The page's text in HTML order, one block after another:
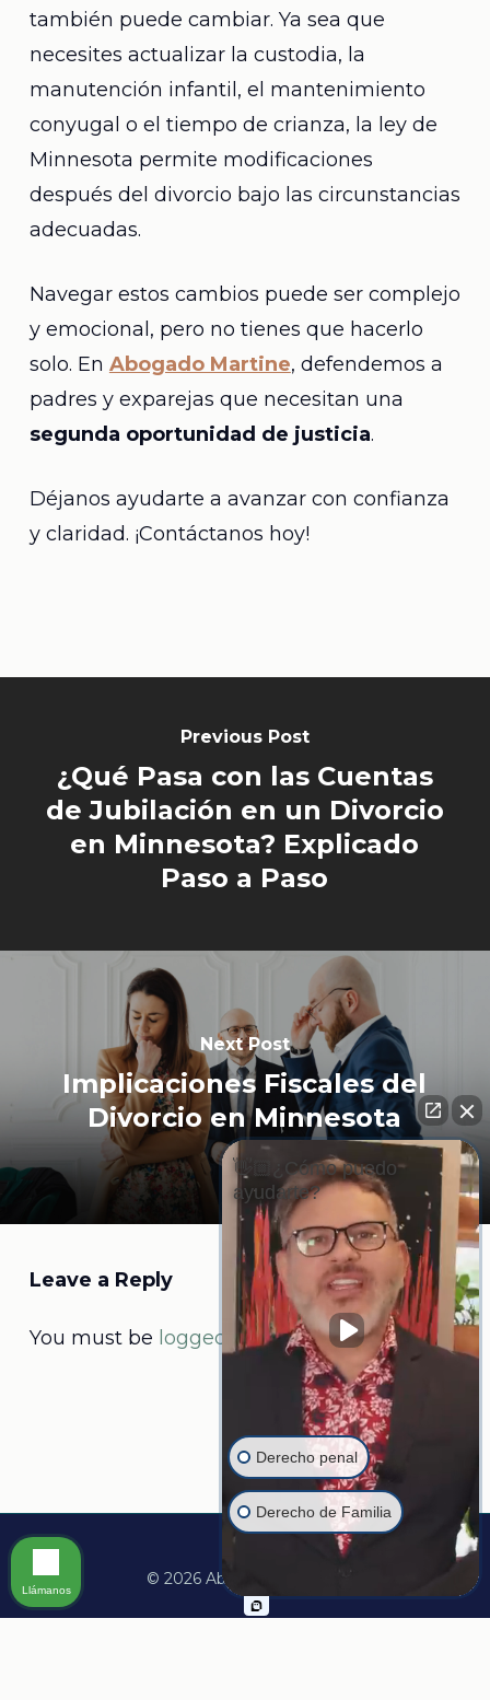
también puede cambiar. Ya sea que
necesites actualizar la custodia, la
manutención infantil, el mantenimiento
conyugal o el tiempo de crianza, la ley de
Minnesota permite modificaciones
después del divorcio bajo las circunstancias
adecuadas.
Navegar estos cambios puede ser complejo
y emocional, pero no tienes que hacerlo
solo. En Abogado Martine, defendemos a
padres y exparejas que necesitan una
segunda oportunidad de justicia.
Déjanos ayudarte a avanzar con confianza
y claridad. ¡Contáctanos hoy!
Previous Post
¿Qué Pasa con las Cuentas
de Jubilación en un Divorcio
en Minnesota? Explicado
Paso a Paso
Next Post
Implicaciones Fiscales del
Divorcio en Minnesota
Leave a Reply
You must be logged into post a comment.
© 2026 Abogado Martine.
👋🏼¿Cómo puedo
ayudarte?
Derecho penal
Derecho de Familia
Llámanos